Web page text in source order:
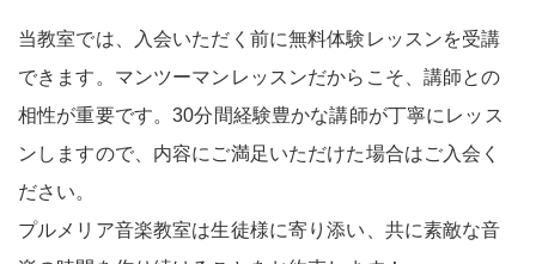
当教室では、入会いただく前に無料体験レッスンを受講
できます。マンツーマンレッスンだからこそ、講師との
相性が重要です。30分間経験豊かな講師が丁寧にレッス
ンしますので、内容にご満足いただけた場合はご入会く
ださい。
プルメリア音楽教室は生徒様に寄り添い、共に素敵な音